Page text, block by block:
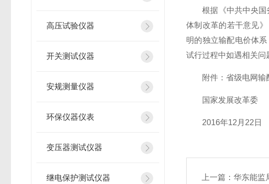
高压试验仪器
开关测试仪器
安规测量仪器
环保仪器仪表
变压器测试仪器
继电保护测试仪器
根据《中共中央国务
体制改革的若干意见
明的独立输配电价体
试行过程中如遇相关问
附件：省级电网输配
国家发展改革委
2016年12月22日
上一篇：华东能监